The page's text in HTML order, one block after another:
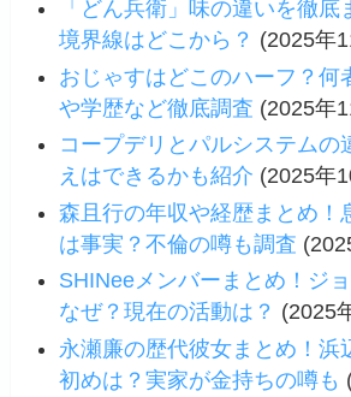
「どん兵衛」味の違いを徹
境界線はどこから？ (2025年
おじゃすはどこのハーフ？何
や学歴など徹底調査 (2025年
コープデリとパルシステムの
えはできるかも紹介 (2025年
森且行の年収や経歴まとめ！
は事実？不倫の噂も調査
SHINeeメンバーまとめ！ジ
なぜ？現在の活動は？ (2025
永瀬廉の歴代彼女まとめ！浜
初めは？実家が金持ちの噂も